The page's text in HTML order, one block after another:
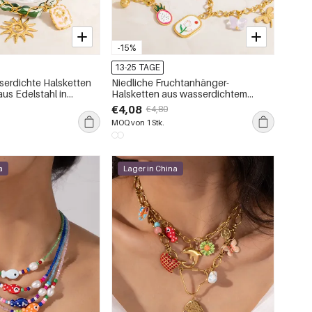
Halsketten
Edelstahl in
-15%
13-25 TAGE
Niedliche Fruchtanhänger-
Halsketten aus wasserdichtem
Edelstahl in Goldfarbe
€4,08 €4,80
MOQ von 1 Stk.
Lager in China